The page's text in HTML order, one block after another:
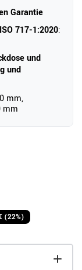
Garantie
717-1:2020:
und
und
mm,
mm
(22%)